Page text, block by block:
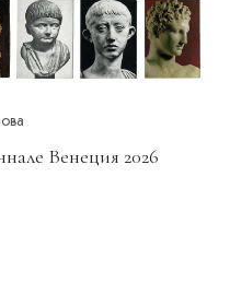
Венеция 2026